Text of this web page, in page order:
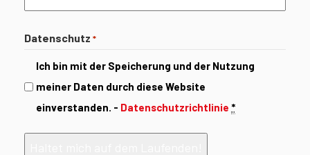
Datenschutz *
Ich bin mit der Speicherung und der Nutzung
meiner Daten durch diese Website
einverstanden. - Datenschutzrichtlinie *